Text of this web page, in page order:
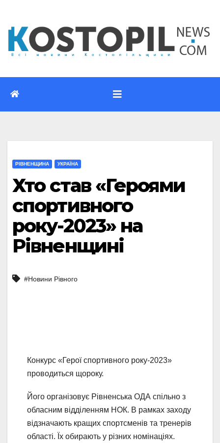
вмісту
РІВНЕНЩИНА УКРАЇНА
Хто став «Героями
спортивного
року-2023» на
Рівненщині
#Новини Рівного
Конкурс «Герої спортивного року-2023»
проводиться щороку.
Його організовує Рівненська ОДА спільно з
обласним відділенням НОК. В рамках заходу
відзначають кращих спортсменів та тренерів
області. Їх обирають у різних номінаціях.